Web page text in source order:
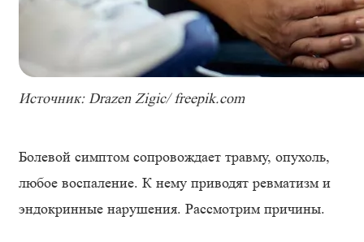
Источник: Drazen Zigic/ freepik.com
Болевой симптом сопровождает травму, опухоль,
любое воспаление. К нему приводят ревматизм и
эндокринные нарушения. Рассмотрим причины.